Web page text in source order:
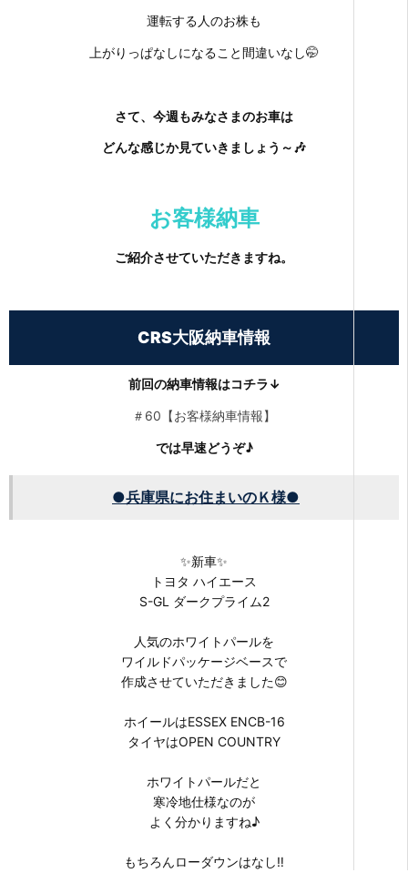
運転する人のお株も
上がりっぱなしになること間違いなし🤭
さて、今週もみなさまのお車は
どんな感じか見ていきましょう～🎶
お客様納車
ご紹介させていただきますね。
CRS大阪納車情報
前回の納車情報はコチラ↓
＃60【お客様納車情報】
では早速どうぞ♪
●兵庫県にお住まいのＫ様●
✨新車✨
トヨタ ハイエース
S-GL ダークプライム2
人気のホワイトパールを
ワイルドパッケージベースで
作成させていただきました😊
ホイールはESSEX ENCB-16
タイヤはOPEN COUNTRY
ホワイトパールだと
寒冷地仕様なのが
よく分かりますね♪
もちろんローダウンはなし‼️